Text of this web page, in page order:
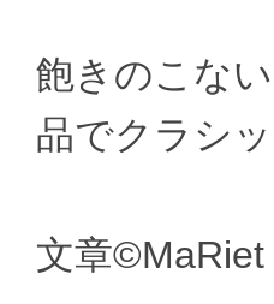
飽きのこな
品でクラシ
文章©MaRiet